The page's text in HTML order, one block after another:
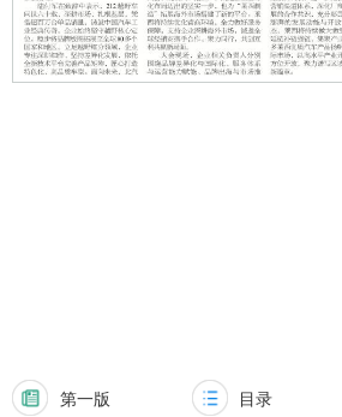
第一版 目录